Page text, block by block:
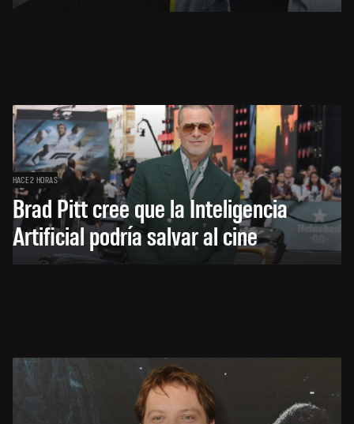
HACE 2 HORAS
Brad Pitt cree que la Inteligencia
Artificial podría salvar al cine